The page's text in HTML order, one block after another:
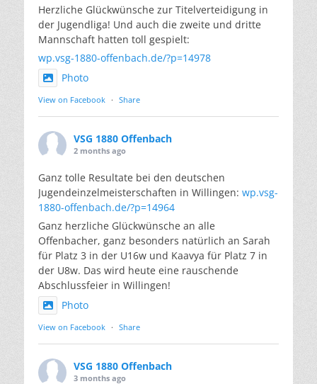
Herzliche Glückwünsche zur Titelverteidigung in
der Jugendliga! Und auch die zweite und dritte
Mannschaft hatten toll gespielt:
wp.vsg-1880-offenbach.de/?p=14978
Photo
View on Facebook · Share
VSG 1880 Offenbach
2 months ago
Ganz tolle Resultate bei den deutschen
Jugendeinzelmeisterschaften in Willingen: wp.vsg-
1880-offenbach.de/?p=14964
Ganz herzliche Glückwünsche an alle
Offenbacher, ganz besonders natürlich an Sarah
für Platz 3 in der U16w und Kaavya für Platz 7 in
der U8w. Das wird heute eine rauschende
Abschlussfeier in Willingen!
Photo
View on Facebook · Share
VSG 1880 Offenbach
3 months ago